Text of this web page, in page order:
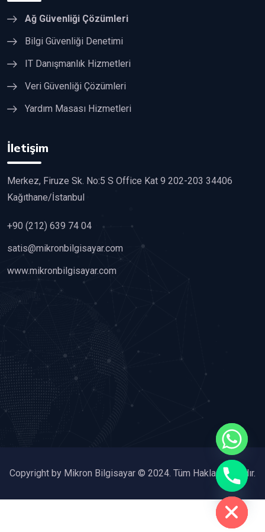
Ağ Güvenliği Çözümleri
Bilgi Güvenliği Denetimi
IT Danışmanlık Hizmetleri
Veri Güvenliği Çözümleri
Yardım Masası Hizmetleri
İletişim
Merkez, Firuze Sk. No:5 S Office Kat 9 202-203 34406
Kağıthane/İstanbul
+90 (212) 639 74 04
satis@mikronbilgisayar.com
www.mikronbilgisayar.com
Copyright by Mikron Bilgisayar © 2024. Tüm Hakları Saklıdır.
Hide
chaty